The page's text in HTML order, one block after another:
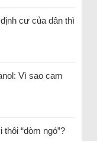
cư của dân thì
Vì sao cam
“dòm ngó”?